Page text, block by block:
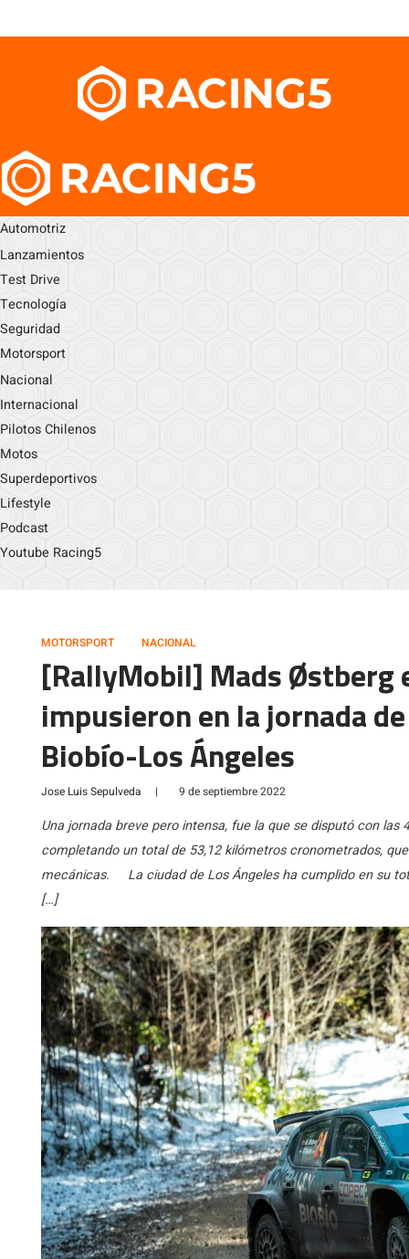
Automotriz
Lanzamientos
Test Drive
Tecnología
Seguridad
Motorsport
Nacional
Internacional
Pilotos Chilenos
Motos
Superdeportivos
Lifestyle
Podcast
Youtube Racing5
MOTORSPORT NACIONAL
[RallyMobil] Mads Østberg
impusieron en la jornada
Biobío-Los Ángeles
Jose Luis Sepulveda | 9 de septiembre 2022
Una jornada breve pero intensa, fue la que se disputó con las
completando un total de 53,12 kilómetros cronometrados,
mecánicas. La ciudad de Los Ángeles ha cumplido en su
[…]